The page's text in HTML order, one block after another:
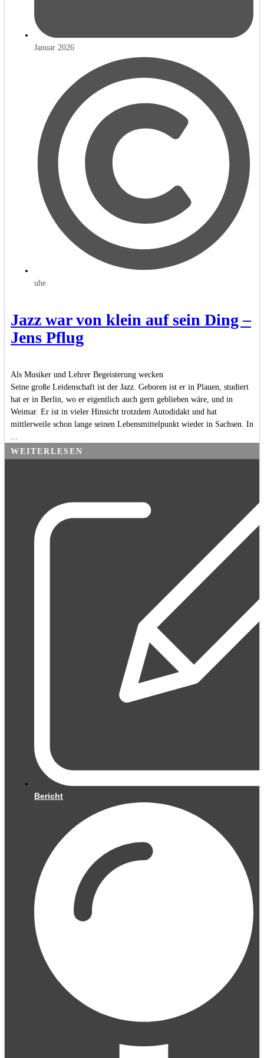
Januar 2026
uhe
Jazz war von klein auf sein Ding –
Jens Pflug
Als Musiker und Lehrer Begeisterung wecken
Seine große Leidenschaft ist der Jazz. Geboren ist er in Plauen, studiert
hat er in Berlin, wo er eigentlich auch gern geblieben wäre, und in
Weimar. Er ist in vieler Hinsicht trotzdem Autodidakt und hat
mittlerweile schon lange seinen Lebensmittelpunkt wieder in Sachsen. In
...
WEITERLESEN
Bericht